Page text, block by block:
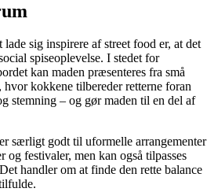
sig inspirere af street food er, at det
spiseoplevelse. I stedet for
kan maden præsenteres fra små
kokkene tilbereder retterne foran
stemning – og gør maden til en del af
særligt godt til uformelle arrangementer
og festivaler, men kan også tilpasses
handler om at finde den rette balance